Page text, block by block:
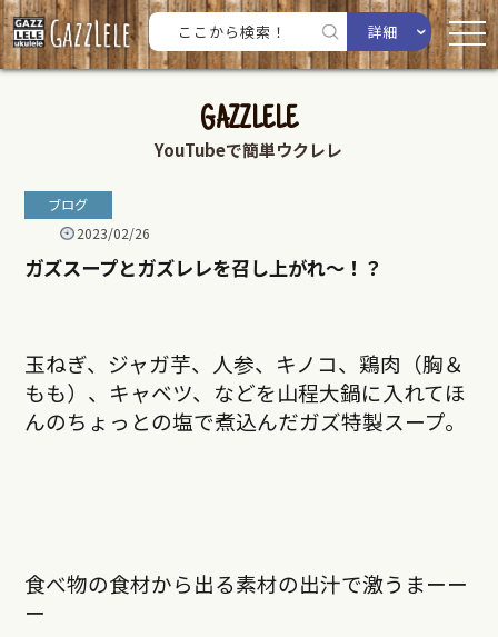
詳細
GAZZLELE
YouTubeで簡単ウクレレ
ブログ
2023/02/26
ガズスープとガズレレを召し上がれ〜！？
玉ねぎ、ジャガ芋、人参、キノコ、鶏肉（胸＆
もも）、キャベツ、などを山程大鍋に入れてほ
んのちょっとの塩で煮込んだガズ特製スープ。
食べ物の食材から出る素材の出汁で激うまーー
ー